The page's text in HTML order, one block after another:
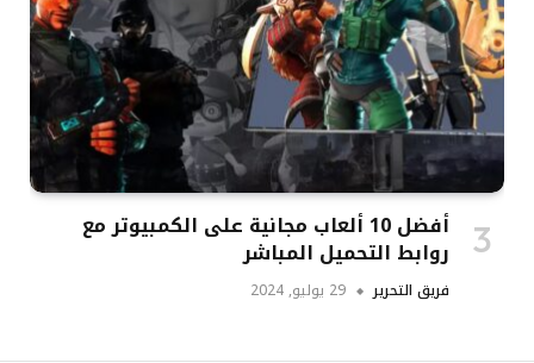
أفضل 10 ألعاب مجانية على الكمبيوتر مع
روابط التحميل المباشر
فريق التحرير 29 يوليو, 2024